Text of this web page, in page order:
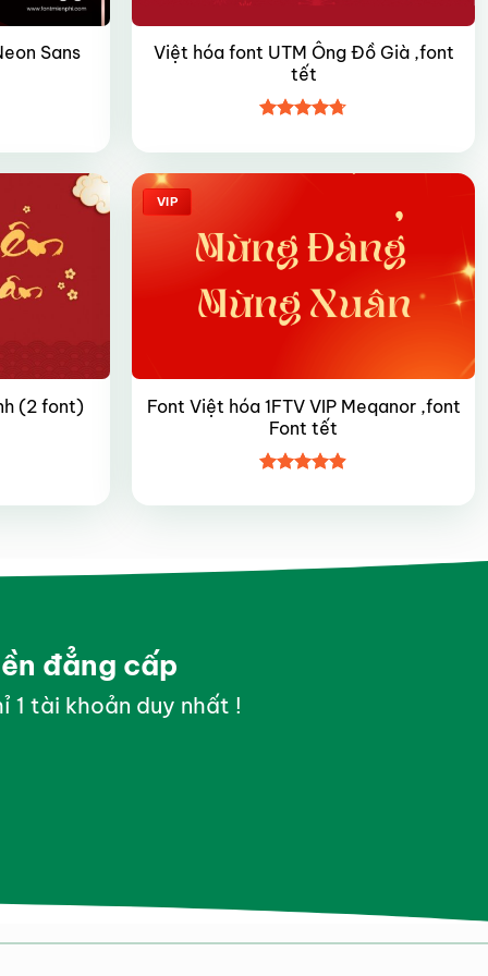
Sans
Việt hóa font UTM Ông Đồ Già ,font
tết
hạng4.75
(2 font)
VIP
Font Việt hóa 1FTV VIP Meqanor ,font
Font tết
hạng4.95
đẳng cấp
tài khoản duy nhất !